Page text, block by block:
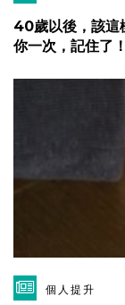
40歲以後，該這
你一次，記住了！
個人提升